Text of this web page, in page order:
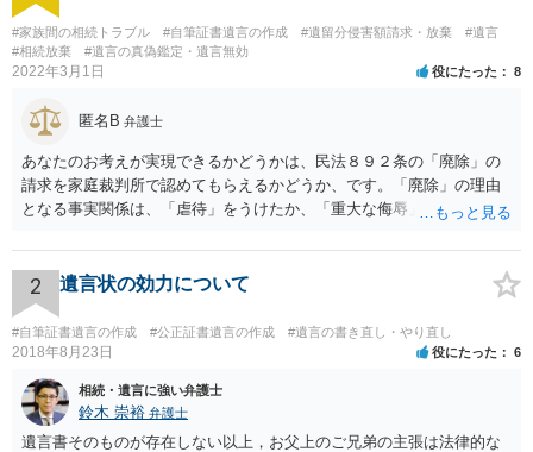
#家族間の相続トラブル #自筆証書遺言の作成 #遺留分侵害額請求・放棄
#遺言
#相続放棄
#遺言の真偽鑑定・遺言無効
2022年3月1日 役にたった 8
匿名B 弁護士
あなたのお考えが実現できるかどうかは、民法８９２条の「廃除」の
請求を家庭裁判所で認めてもらえるかどうか、です。「廃除」の理由
となる事実関係は、「虐待」をうけたか、「重大な侮辱」を受けた
「廃除」は遺言でも可能です（民法８９３条）。 弁護士に具体的な事
情を話して相談して、「廃除」が可能か、実際に法律相談を受けるこ
とをお勧めします。
2 遺言状の効力について
#自筆証書遺言の作成 #公正証書遺言の作成 #遺言の書き直し・やり直し
2018年8月23日 役にたった 6
相続・遺言に強い弁護士
鈴木 崇裕 弁護士
遺言書そのものが存在しない以上，お父上のご兄弟の主張は法律的な